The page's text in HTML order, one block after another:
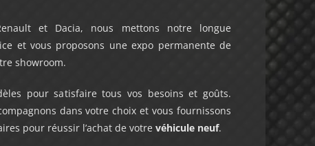
et Dacia, nous mettons notre longue
et vous proposons une expo permanente de
showroom.
pour satisfaire tous vos besoins et goûts.
dans votre choix et vous fournissons
pour réussir l’achat de votre véhicule neuf.